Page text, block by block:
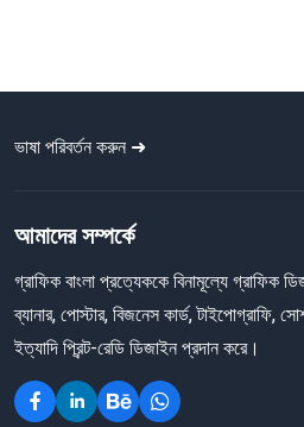
ভাষা পরিবর্তন করুন ➜
আমাদের সম্পর্কে
গ্রাফিক বাংলা প্রত্যেককে বিনামূল্যে গ্রাফিক
ব্যানার, পোস্টার, বিজনেস কার্ড, টাইপোগ্রাফি,
ইত্যাদি প্রিন্ট-রেডি ডিজাইন প্রদান করে।